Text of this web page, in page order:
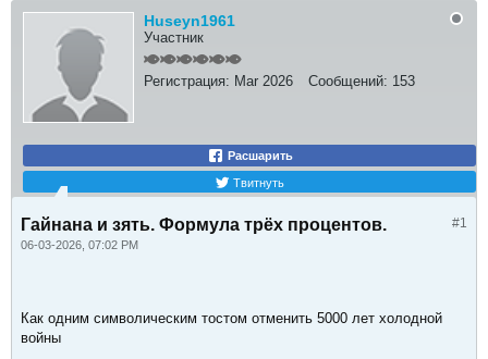
Huseyn1961
Участник
Регистрация: Mar 2026 Сообщений: 153
Расшарить
Твитнуть
#1
Гайнана и зять. Формула трёх процентов.
06-03-2026, 07:02 PM
Как одним символическим тостом отменить 5000 лет холодной
войны